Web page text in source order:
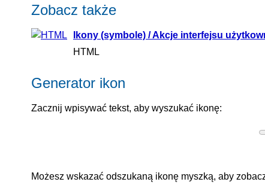
Zobacz także
Ikony (symbole) / Akcje interfejsu
HTML
Generator ikon
Zacznij wpisywać tekst, aby wyszukać ikonę:
Możesz wskazać odszukaną ikonę myszką, aby